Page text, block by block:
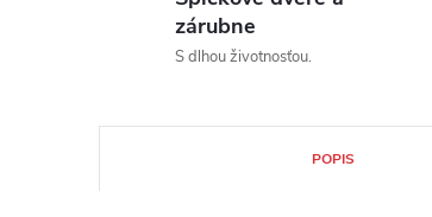
zárubne
S dlhou životnosťou.
POPIS